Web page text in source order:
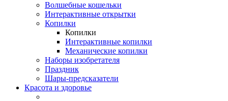
Волшебные кошельки
Интерактивные открытки
Копилки
Копилки
Интерактивные копилки
Механические копилки
Наборы изобретателя
Праздник
Шары-предсказатели
Красота и здоровье